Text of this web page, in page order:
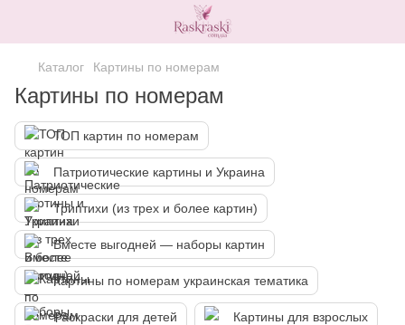
Каталог Картины по номерам
Картины по номерам
ТОП картин по номерам
Патриотические картины и Украина
Триптихи (из трех и более картин)
Вместе выгодней — наборы картин
Картины по номерам украинская тематика
Раскраски для детей Картины для взрослых